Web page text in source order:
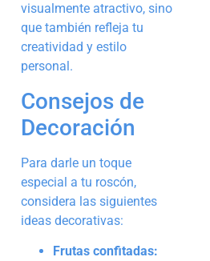
visualmente atractivo, sino
que también refleja tu
creatividad y estilo
personal.
Consejos de
Decoración
Para darle un toque
especial a tu roscón,
considera las siguientes
ideas decorativas:
Frutas confitadas: